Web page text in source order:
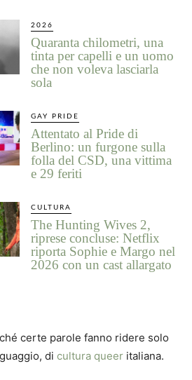
2026
Quaranta chilometri, una
tinta per capelli e un uomo
che non voleva lasciarla
sola
GAY PRIDE
Attentato al Pride di
Berlino: un furgone sulla
folla del CSD, una vittima
e 29 feriti
CULTURA
The Hunting Wives 2,
riprese concluse: Netflix
riporta Sophie e Margo nel
2026 con un cast allargato
certe parole fanno ridere solo
di cultura queer italiana.